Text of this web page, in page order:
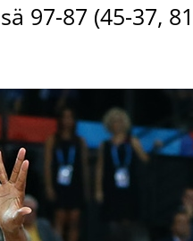
97-87 (45-37,